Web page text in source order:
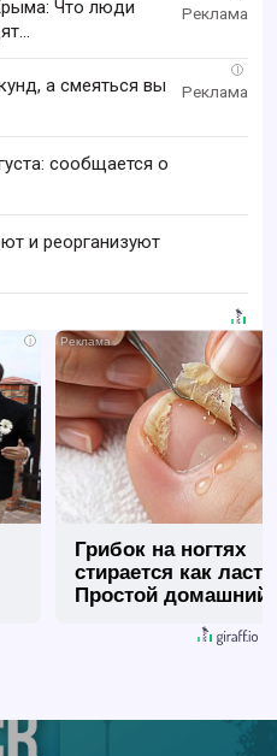
Что люди
i
а смеяться вы
сообщается о
и реорганизуют
i
Грибок на ногтях
стирается как
Простой домашний